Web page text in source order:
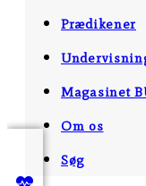
Prædikener
Magasinet
Om os
Søg